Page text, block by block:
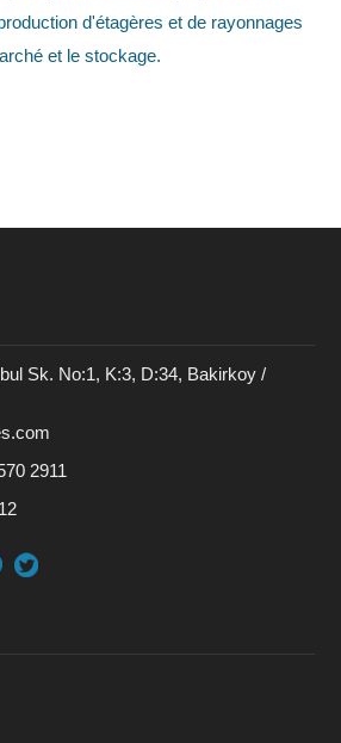
d'étagères et de rayonnages
et le stockage.
Sk. No:1, K:3, D:34, Bakirkoy /
2911